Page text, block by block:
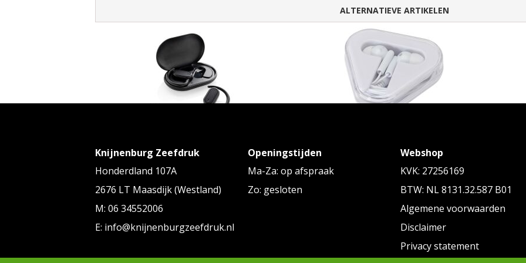
ALTERNATIEVE ARTIKELEN
Fitsound RCS gerecycled plastic open ear
TWS-oordopjes
Vanaf € 8,54 tot € 9,64 p/st
gerecycled plastic
tot € 1,34 p/st
Knijnenburg Zeefdruk
Honderdland 107A
2676 LT Maasdijk (Westland)
M: 06 34552006
E: info@knijnenburgzeefdruk.nl
Openingstijden
Ma-Za: op afspraak
Zo: gesloten
Webshop
KVK: 27256169
BTW: NL 8131.32.587 B01
Algemene voorwaarden
Disclaimer
Privacy statement